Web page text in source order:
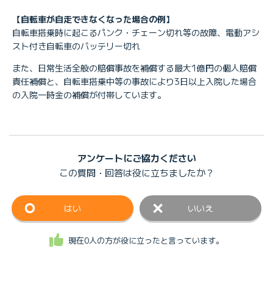
【自転車が自走できなくなった場合の例】
自転車搭乗時に起こるパンク・チェーン切れ等の故障、電動アシ
スト付き自転車のバッテリー切れ
また、日常生活全般の賠償事故を補償する最大1億円の個人賠償
責任補償と、自転車搭乗中等の事故により3日以上入院した場合
の入院一時金の補償が付帯しています。
アンケートにご協力ください
この質問・回答は役に立ちましたか？
はい いいえ
現在0人の方が役に立ったと言っています。